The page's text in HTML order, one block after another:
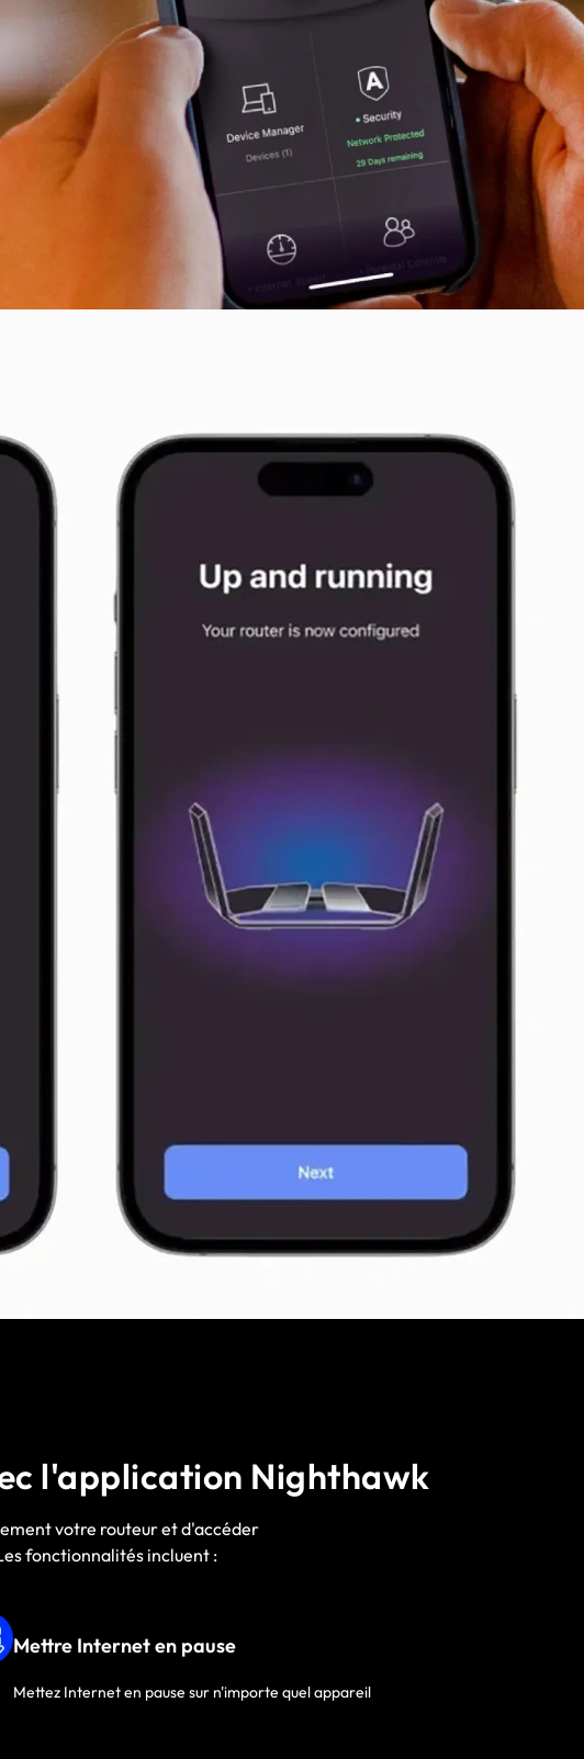
l'application Nighthawk
votre routeur et d'accéder
fonctionnalités incluent :
Mettre Internet en pause
Mettez Internet en pause sur n'importe quel appareil